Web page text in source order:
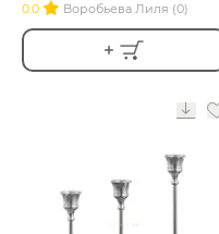
0.0
Воробьева Лиля (0)